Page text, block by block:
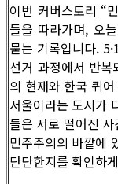
이번 커버스토리 “
들을 따라가며, 오
묻는 기록입니다.
선거 과정에서 반
의 현재와 한국 퀴
서울이라는 도시가
들은 서로 떨어진
민주주의의 바깥에
단단한지를 확인하